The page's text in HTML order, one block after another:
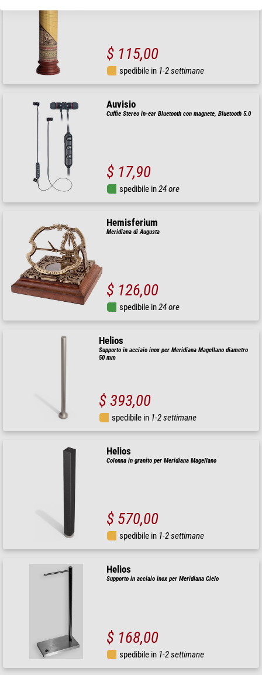
$ 115,00
spedibile in 1-2 settimane
Auvisio
Cuffie Stereo in-ear Bluetooth con magnete, Bluetooth 5.0
$ 17,90
spedibile in24 ore
Hemisferium
Meridiana di Augusta
$ 126,00
spedibile in24 ore
Helios
Supporto in acciaio inox per Meridiana Magellano diametro
50 mm
$ 393,00
spedibile in 1-2 settimane
Helios
Colonna in granito per Meridiana Magellano
$ 570,00
spedibile in 1-2 settimane
Helios
Supporto in acciaio inox per Meridiana Cielo
$ 168,00
spedibile in 1-2 settimane